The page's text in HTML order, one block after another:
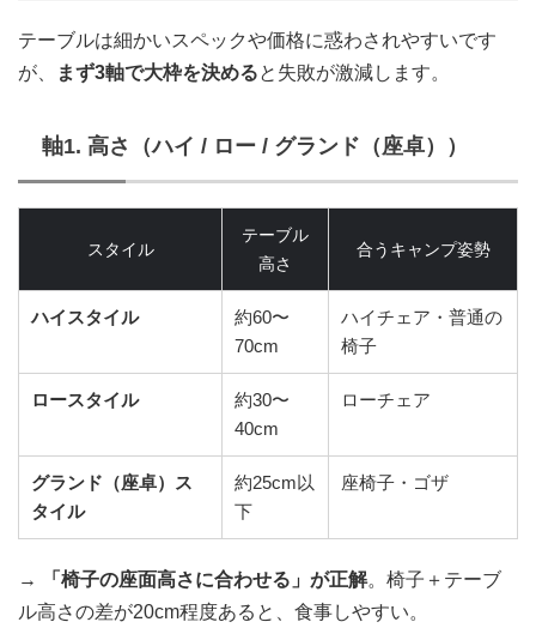
テーブルは細かいスペックや価格に惑わされやすいです
が、
まず3軸で大枠を決めると失敗が激減します。
軸1. 高さ（ハイ / ロー / グランド（座卓））
スタイル
テーブル
高さ
合うキャンプ姿勢
ハイスタイル
約60〜
70cm
ハイチェア・普通の
椅子
ロースタイル
約30〜
40cm
ローチェア
グランド（座卓）ス
タイル
約25cm以
下
座椅子・ゴザ
→ 「椅子の座面高さに合わせる」が正解。椅子＋テーブ
ル高さの差が20cm程度あると、食事しやすい。